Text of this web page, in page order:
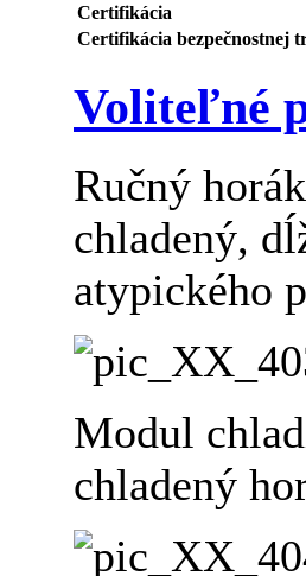
Certifikácia
Certifikácia bezpečnostnej
Voliteľné
Ručný
chladený,
atypického
Modul
chladený